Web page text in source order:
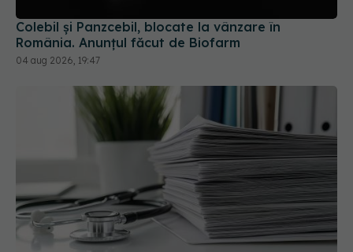
Colebil și Panzcebil, blocate la vânzare în
România. Anunțul făcut de Biofarm
04 aug 2026, 19:47